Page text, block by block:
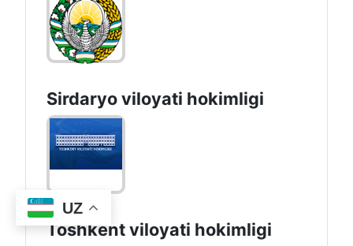
UZ
Sirdaryo vilоyati hоkimligi
Toshkent vilоyati hоkimligi